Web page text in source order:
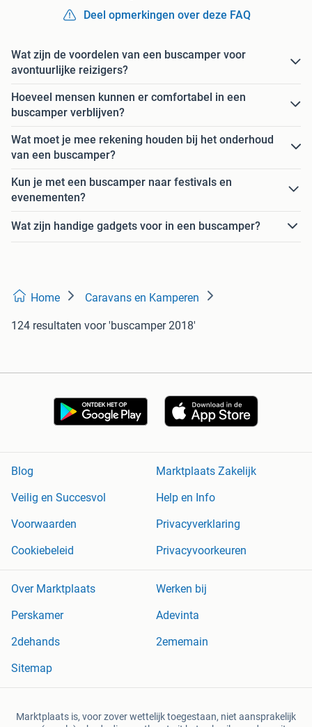
Deel opmerkingen over deze FAQ
Wat zijn de voordelen van een buscamper voor
avontuurlijke reizigers?
Hoeveel mensen kunnen er comfortabel in een
buscamper verblijven?
Wat moet je mee rekening houden bij het onderhoud
van een buscamper?
Kun je met een buscamper naar festivals en
evenementen?
Wat zijn handige gadgets voor in een buscamper?
Home Caravans en Kamperen
124 resultaten voor 'buscamper 2018'
Blog
Marktplaats Zakelijk
Veilig en Succesvol
Help en Info
Voorwaarden
Privacyverklaring
Cookiebeleid
Privacyvoorkeuren
Over Marktplaats
Werken bij
Perskamer
Adevinta
2dehands
2ememain
Sitemap
Marktplaats is, voor zover wettelijk toegestaan, niet aansprakelijk